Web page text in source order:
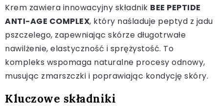
Krem zawiera innowacyjny składnik BEE PEPTIDE
ANTI-AGE COMPLEX, który naśladuje peptyd z jadu
pszczelego, zapewniając skórze długotrwałe
nawilżenie, elastyczność i sprężystość. To
kompleks wspomaga naturalne procesy odnowy,
musując zmarszczki i poprawiając kondycję skóry.
Kluczowe składniki